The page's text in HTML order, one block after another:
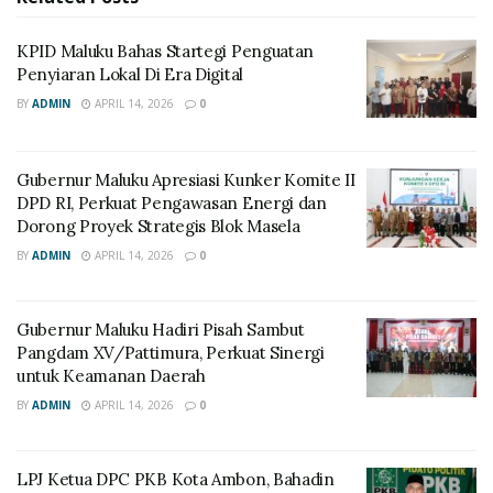
KPID Maluku Bahas Startegi Penguatan
Penyiaran Lokal Di Era Digital
BY ADMIN APRIL 14, 2026 0
Gubernur Maluku Apresiasi Kunker Komite II
DPD RI, Perkuat Pengawasan Energi dan
Dorong Proyek Strategis Blok Masela
BY ADMIN APRIL 14, 2026 0
Gubernur Maluku Hadiri Pisah Sambut
Pangdam XV/Pattimura, Perkuat Sinergi
untuk Keamanan Daerah
BY ADMIN APRIL 14, 2026 0
LPJ Ketua DPC PKB Kota Ambon, Bahadin